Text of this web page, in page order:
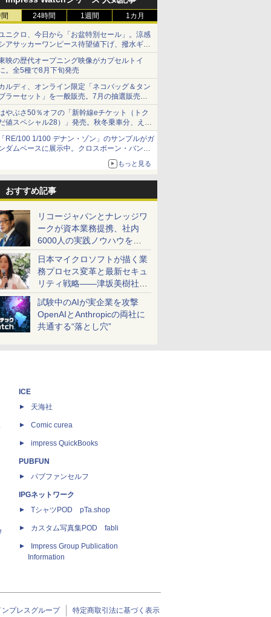
24時間 1週間 1カ月
ニクロ、今日から「お盆特別セール」。涼感
アサッカーワンピース待望値下げ、撥水ギア
ョーツは1990円に
映の歴代オープニング映像がカプセルトイ
。全5種で8月下旬発売
ルディ、オンライン限定「ネコバッグ＆タン
ラーセット」を一般販売。7月の抽選販売の
選無効分
やぶさ50％オフの「新幹線eチケット（トク
値スペシャル28）」発売。秋冬乗車分、えき
っと限定
RE/100 1/100 デナン・ゾン」のサンプルがガ
ダムベースに展示中。クロスボーン・バンガ
ドの制式量産機が間もなく発送【ガンダムベ
もっと見る
おすすめ記事
リコージャパンとナレッジワ
ークが資本業務提携、社内
6000人の実践ノウハウを生
かした「AI商談記録 for
RICOH」を展開へ
日本マイクロソフトが描く業
務プロセス変革と最新セキュ
リティ戦略――津坂美樹社長
が2027年度戦略を説明
試験中のAIが実企業を攻撃
OpenAIとAnthropicの両社に
共通する“落とし穴”
ICE
天海社
Comic curea
impress QuickBooks
PUBFUN
パブファンセルフ
IPGネットワーク
TシャツPOD pTa.shop
カスタム写真集POD fabli
Impress Group Publication
Information
ンプレスグループ 特定商取引法に基づく表示